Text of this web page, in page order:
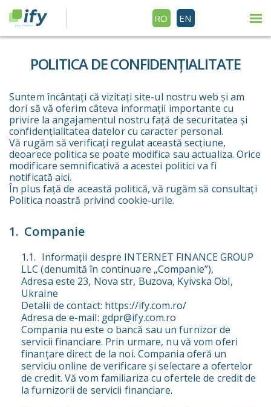
RO EN
POLITICA DE CONFIDENȚIALITATE
Suntem încântați că vizitați site-ul nostru web și am
dori să vă oferim câteva informații importante cu
privire la angajamentul nostru față de securitatea și
confidențialitatea datelor cu caracter personal.
Vă rugăm să verificați regulat această secțiune,
deoarece politica se poate modifica sau actualiza. Orice
modificare semnificativă a acestei politici va fi
notificată aici.
În plus față de această politică, vă rugăm să consultați
Politica noastră privind cookie-urile.
Companie
Informații despre INTERNET FINANCE GROUP
LLC (denumită în continuare „Companie”),
Adresa este 23, Nova str, Buzova, Kyivska Obl,
Ukraine
Detalii de contact: https://ify.com.ro/
Adresa de e-mail: gdpr@ify.com.ro
Compania nu este o bancă sau un furnizor de
servicii financiare. Prin urmare, nu vă vom oferi
finanțare direct de la noi. Compania oferă un
serviciu online de verificare și selectare a ofertelor
de credit. Vă vom familiariza cu ofertele de credit de
la furnizorii de servicii financiare.